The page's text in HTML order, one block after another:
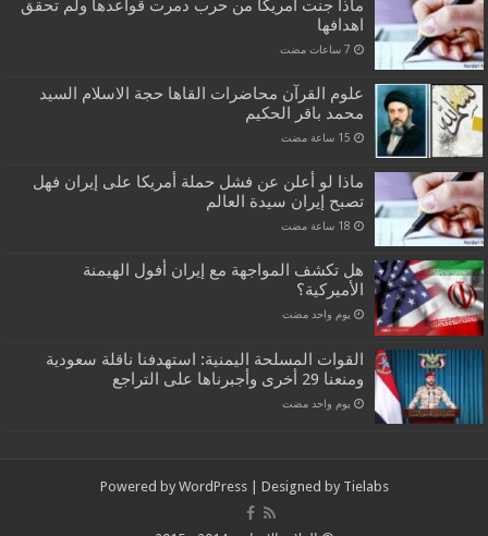
ماذا جنت أمريكا من حرب دمرت قواعدها ولم تحقق
اهدافها
علوم القرآن محاضرات القاها حجة الاسلام السيد
محمد باقر الحكيم
ماذا لو أعلن عن فشل حملة أمريكا على إيران فهل
تصبح إيران سيدة العالم
هل تكشف المواجهة مع إيران أفول الهيمنة
الأميركية؟
‏يوم واحد مضت
القوات المسلحة اليمنية: استهدفنا ناقلة سعودية
ومنعنا 29 أخرى وأجبرناها على التراجع
‏يوم واحد مضت
Powered by WordPress| Designed by Tielabs